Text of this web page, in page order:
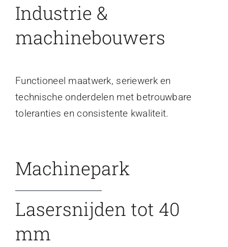
Industrie &
machinebouwers
Functioneel maatwerk, seriewerk en
technische onderdelen met betrouwbare
toleranties en consistente kwaliteit.
Machinepark
Lasersnijden tot 40
mm